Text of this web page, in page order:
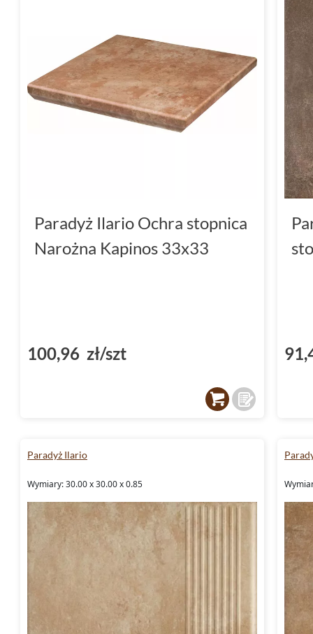
Paradyż Ilario Ochra stopnica
Narożna Kapinos 33x33
100,96 zł/szt
Paradyż Ilario
Wymiary: 30.00 x 30.00 x 0.85